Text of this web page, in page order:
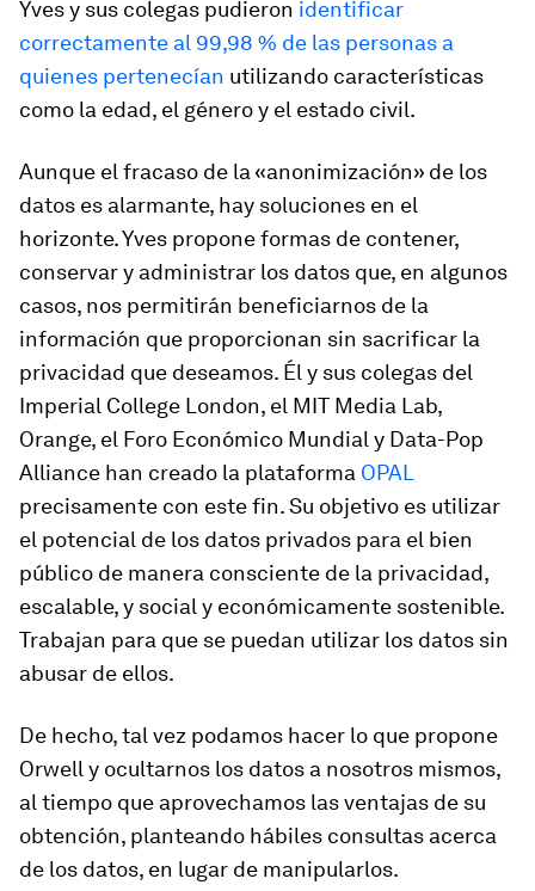
Yves y sus colegas pudieron identificar
correctamente al 99,98 % de las personas a
quienes pertenecían utilizando características
como la edad, el género y el estado civil.
Aunque el fracaso de la «anonimización» de los
datos es alarmante, hay soluciones en el
horizonte. Yves propone formas de contener,
conservar y administrar los datos que, en algunos
casos, nos permitirán beneficiarnos de la
información que proporcionan sin sacrificar la
privacidad que deseamos. Él y sus colegas del
Imperial College London, el MIT Media Lab,
Orange, el Foro Económico Mundial y Data-Pop
Alliance han creado la plataforma OPAL
precisamente con este fin. Su objetivo es utilizar
el potencial de los datos privados para el bien
público de manera consciente de la privacidad,
escalable, y social y económicamente sostenible.
Trabajan para que se puedan utilizar los datos sin
abusar de ellos.
De hecho, tal vez podamos hacer lo que propone
Orwell y ocultarnos los datos a nosotros mismos,
al tiempo que aprovechamos las ventajas de su
obtención, planteando hábiles consultas acerca
de los datos, en lugar de manipularlos.